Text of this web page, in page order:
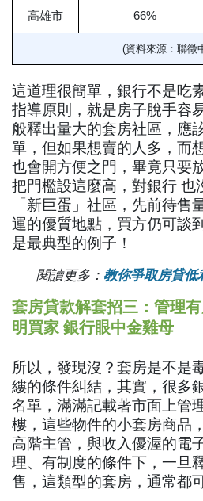
高雄市 66%
(資料來源：聯徵
這道理很簡單，銀行不是吃
指導原則，就是房子脫手容
般釋出量大的套房社區，應
單，但如果想賣的人多，而
也會開方便之門，畢竟只要
把門檻設這麼高，對銀行 也
「新巨蛋」社區，先前待售
運的優質地點，買方仍可談
是最典型的例子！
閱讀更多： 教你爭取房貸
套房貸款解套招三：管理
明買家 銀行眼中金雞母
所以，發現沒？套房是不是
縷的條件糾結，其實，很多
名單，滿滿記載著市面上管
樓，這些物件的小套房商品
高階主管，與收入優渥的電
理、有制度的條件下，一旦
售，這類型的套房，通常都